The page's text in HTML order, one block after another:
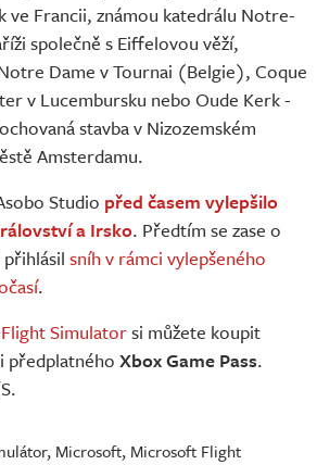
ve Francii, známou katedrálu Notre-
společně s Eiffelovou věží,
Dame v Tournai (Belgie), Coque
v Lucembursku nebo Oude Kerk -
stavba v Nizozemském
Amsterdamu.
Studio před časem vylepšilo
a Irsko. Předtím se zase o
sníh v rámci vylepšeného
.
Simulatorsi můžete koupit
předplatného Xbox Game Pass.
, Microsoft, Microsoft Flight